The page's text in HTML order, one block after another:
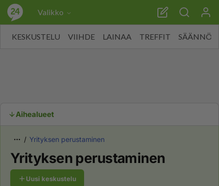
Valikko
KESKUSTELU VIIHDE LAINAA TREFFIT SÄÄNNÖT
Aihealueet
Yrityksen perustaminen
Yrityksen perustaminen
Uusi keskustelu